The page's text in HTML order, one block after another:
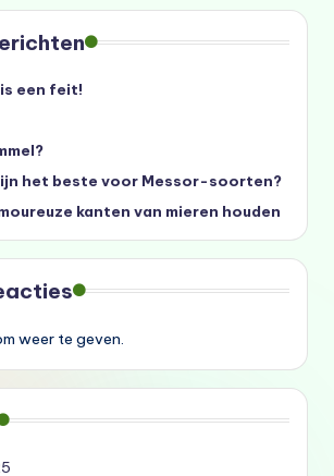
een feit!
het beste voor Messor-soorten?
kanten van mieren houden
weer te geven.